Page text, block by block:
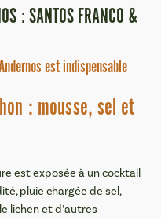
: SANTOS FRANCO &
est indispensable
: mousse, sel et
est exposée à un cocktail
pluie chargée de sel,
lichen et d’autres